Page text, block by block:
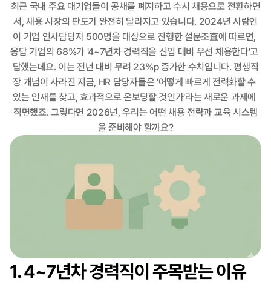
최근 국내 주요 대기업들이 공채를 폐지하고 수시 채용으로 전환하면
서, 채용 시장의 판도가 완전히 달라지고 있습니다. 2024년 사람인
이 기업 인사담당자 500명을 대상으로 진행한 설문조査에 따르면,
응답 기업의 68%가 '4~7년차 경력직을 신입 대비 우선 채용한다'고
답했는데요. 이는 전년 대비 무려 23%p 증가한 수치입니다. 평생직
장 개념이 사라진 지금, HR 담당자들은 '어떻게 빠르게 전력화할 수
있는 인재를 찾고, 효과적으로 온보딩할 것인가'라는 새로운 과제에
직면했죠. 그렇다면 2026년, 우리는 어떤 채용 전략과 교육 시스템
을 준비해야 할까요?
1. 4~7년차 경력직이 주목받는 이유